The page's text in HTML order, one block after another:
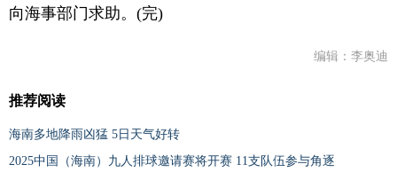
向海事部门求助。(完)
编辑：李奥迪
推荐阅读
海南多地降雨凶猛 5日天气好转
2025中国（海南）九人排球邀请赛将开赛 11支队伍参与角逐